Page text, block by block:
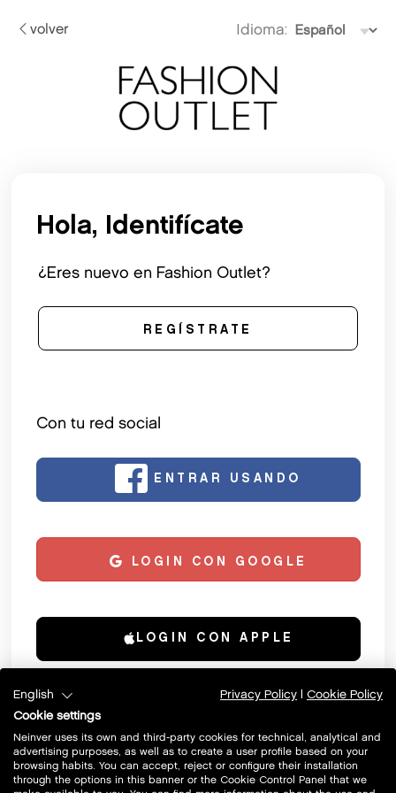
volver Idioma:
Hola, Identifícate
¿Eres nuevo en Fashion Outlet?
REGÍSTRATE
Con tu red social
ENTRAR USANDO
LOGIN CON GOOGLE
LOGIN CON APPLE
ENTRAR USANDO TU
MÓVIL
English Privacy Policy
Cookie Policy
Cookie settings
Neinver uses its own and third-party cookies for technical, analytical and
advertising purposes, as well as to create a user profile based on your
browsing habits. You can accept, reject or configure their installation
through the options in this banner or the Cookie Control Panel that we